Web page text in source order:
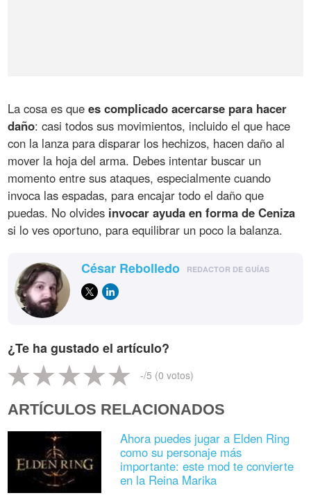
La cosa es quees complicado acercarse para hacer
daño: casi todos sus movimientos, incluido el que hace
con la lanza para disparar los hechizos, hacen daño al
mover la hoja del arma. Debes intentar buscar un
momento entre sus ataques, especialmente cuando
invoca las espadas, para encajar todo el daño que
puedas. No olvides invocar ayuda en forma de Ceniza
si lo ves oportuno, para equilibrar un poco la balanza.
César Rebolledo REDACTOR DE GUÍAS
¿Te ha gustado el artículo?
-/5 (0 votos)
ARTÍCULOS RELACIONADOS
Ahora puedes jugar a Elden Ring
como su personaje más
importante: este mod te convierte
en la Reina Marika